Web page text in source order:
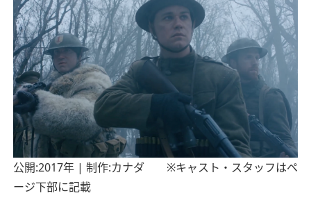
公開:2017年 | 制作:カナダ ※キャスト・スタッフはペ
ージ下部に記載